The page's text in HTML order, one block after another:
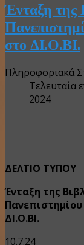
Ένταξη της
στο ΔΙ.Ο.ΒΙ.
Πληροφοριακά
Τελευταία
2024
ΔΕΛΤΙΟ ΤΥΠΟΥ
Ένταξη της
ΔΙ.Ο.ΒΙ.
10.7.24